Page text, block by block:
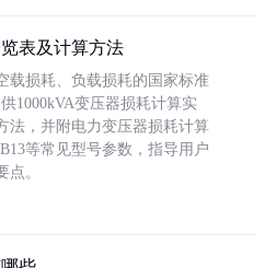
表及计算方法
载损耗、负载损耗的国家标准
供1000kVA变压器损耗计算实
法，并附电力变压器损耗计算
等常见型号参数，指导用户
。